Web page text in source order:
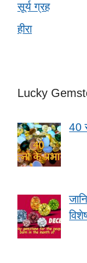
सूर्य ग्रह
हीरा
Lucky
40